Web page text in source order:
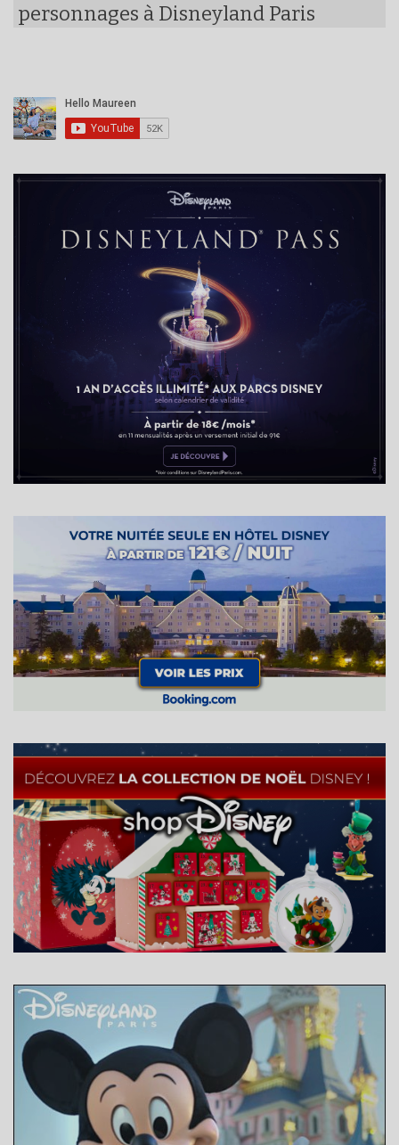
personnages à Disneyland Paris